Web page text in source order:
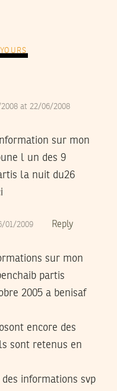
at 22/06/2008
sur mon
l un des 9
la nuit du26
01/2009 Reply
sur mon
partis
2005 a benisaf
encore des
sont retenus en
informations svp